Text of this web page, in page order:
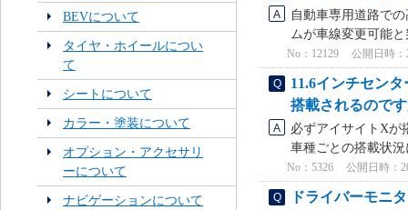
BEVについて
タイヤ・ホイールについ
て
シートについて
カラー・塗装について
オプション・アクセサリ
ーについて
ナビゲーションについて
自動車専用道路で
ムが車線変更可能
No：12129 公開日時：
11.6インチセン
搭載されるので
必ずアイサイトXが
車種ごとの搭載状
No：5326 公開日時：
ドライバーモニ